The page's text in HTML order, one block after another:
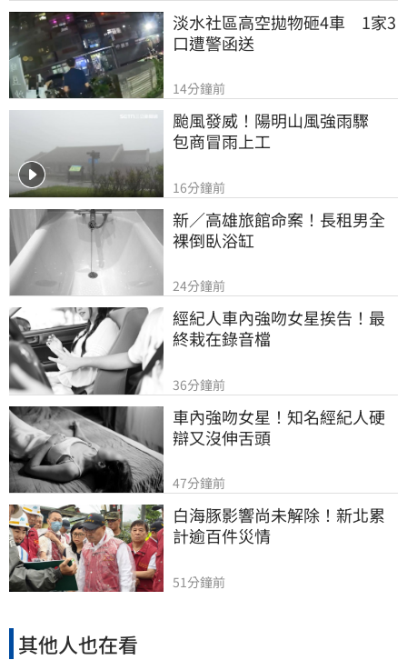
淡水社區高空拋物砸4車　1家3
口遭警函送
14分鐘前
颱風發威！陽明山風強雨驟
包商冒雨上工
16分鐘前
新／高雄旅館命案！長租男全
裸倒臥浴缸
24分鐘前
經紀人車內強吻女星挨告！最
終栽在錄音檔
36分鐘前
車內強吻女星！知名經紀人硬
辯又沒伸舌頭
47分鐘前
白海豚影響尚未解除！新北累
計逾百件災情
51分鐘前
其他人也在看